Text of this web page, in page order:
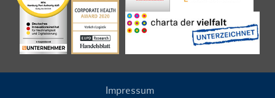
Impressum